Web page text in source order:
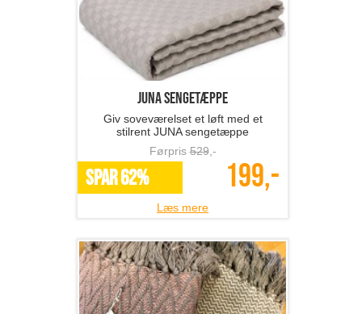
JUNA sengetæppe
Giv soveværelset et løft med et
stilrent JUNA sengetæppe
Førpris529,-
SPAR 62% 199,-
Læs mere